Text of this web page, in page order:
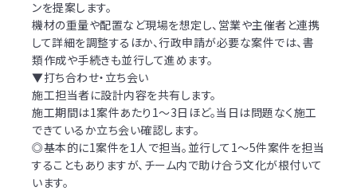
ンを提案します。
機材の重量や配置など現場を想定し、営業や主催者と連携
して詳細を調整するほか、行政申請が必要な案件では、書
類作成や手続きも並行して進めます。
▼打ち合わせ・立ち会い
施工担当者に設計内容を共有します。
施工期間は1案件あたり1～3日ほど。当日は問題なく施工
できているか立ち会い確認します。
◎基本的に1案件を1人で担当。並行して1～5件案件を担当
することもありますが、チーム内で助け合う文化が根付いて
います。